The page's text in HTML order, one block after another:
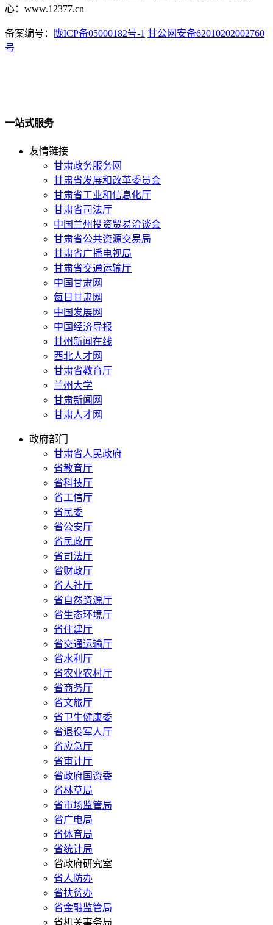
心：www.12377.cn
备案编号： 陇ICP备05000182号-1 甘公网安备62010202002760
号
一站式服务
友情链接
甘肃政务服务网
甘肃省发展和改革委员会
甘肃省工业和信息化厅
甘肃省司法厅
中国兰州投资贸易洽谈会
甘肃省公共资源交易局
甘肃省广播电视局
甘肃省交通运输厅
中国甘肃网
每日甘肃网
中国发展网
中国经济导报
甘州新闻在线
西北人才网
甘肃省教育厅
兰州大学
甘肃新闻网
甘肃人才网
政府部门
甘肃省人民政府
省教育厅
省科技厅
省工信厅
省民委
省公安厅
省民政厅
省司法厅
省财政厅
省人社厅
省自然资源厅
省生态环境厅
省住建厅
省交通运输厅
省水利厅
省农业农村厅
省商务厅
省文旅厅
省卫生健康委
省退役军人厅
省应急厅
省审计厅
省政府国资委
省林草局
省市场监管局
省广电局
省体育局
省统计局
省政府研究室
省人防办
省扶贫办
省金融监管局
省机关事务局